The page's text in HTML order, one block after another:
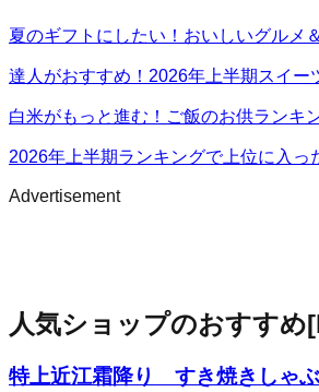
夏のギフトにしたい！おいしいグルメ
達人がおすすめ！2026年上半期スイー
白米がもっと進む！ご飯のお供ランキ
2026年上半期ランキングで上位に入っ
Advertisement
人気ショップのおすすめ
特上近江霜降り すき焼きしゃ